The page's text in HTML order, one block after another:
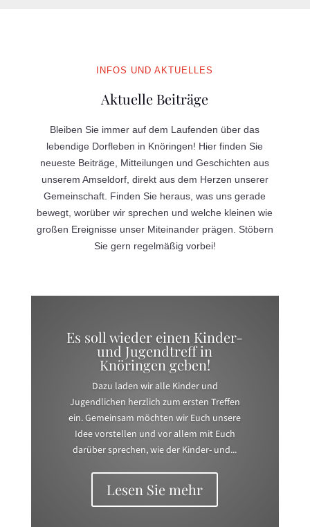
INFOS UND AKTUELLES
Aktuelle Beiträge
Bleiben Sie immer auf dem Laufenden über das
lebendige Dorfleben in Knöringen! Hier finden Sie
neueste Beiträge, Mitteilungen und Geschichten aus
unserem Amseldorf, direkt aus dem Herzen unserer
Gemeinschaft. Finden Sie heraus, was uns gerade
bewegt, worüber wir sprechen und welche kleinen wie
großen Ereignisse unser Miteinander prägen. Stöbern
Sie gern regelmäßig vorbei!
Es soll wieder einen Kinder-
und Jugendtreff in
Knöringen geben!
Dazu laden wir alle Kinder und
Jugendlichen herzlich zum ersten Treffen
ein. Gemeinsam möchten wir Euch unsere
Idee vorstellen und vor allem mit Euch
darüber sprechen, wie der Kinder- und...
Lesen Sie mehr